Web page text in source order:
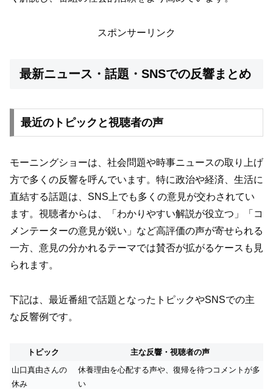
スポンサーリンク
最新ニュース・話題・SNSでの反響まとめ
最近のトピックと視聴者の声
モーニングショーは、社会問題や時事ニュースの取り上げ
方で多くの反響を呼んでいます。特に政治や経済、生活に
直結する話題は、SNS上でも多くの意見が交わされてい
ます。視聴者からは、「わかりやすい解説が役立つ」「コ
メンテーターの意見が鋭い」など高評価の声が寄せられる
一方、意見の分かれるテーマでは賛否が拡がるケースも見
られます。
下記は、最近番組で話題となったトピックやSNSでの主
な反響例です。
トピック
主な反響・視聴者の声
山口真由さんの
休み
休養理由を心配する声や、復帰を待つコメントが多
い